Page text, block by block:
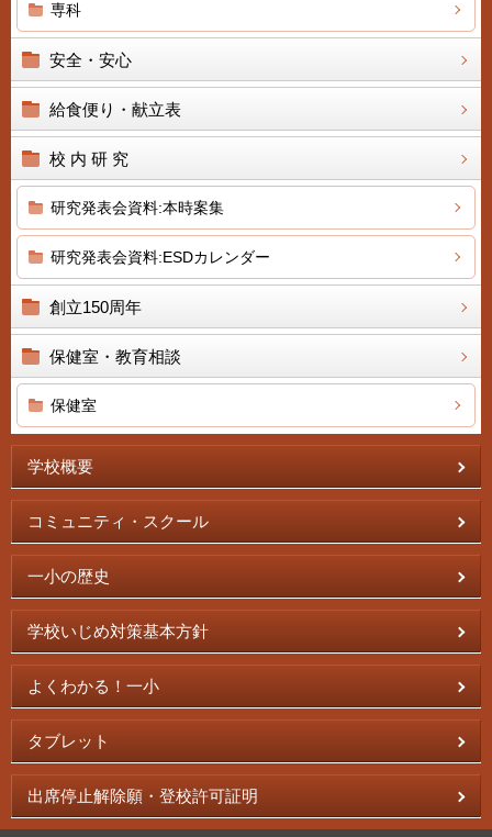
専科
安全・安心
給食便り・献立表
校 内 研 究
研究発表会資料:本時案集
研究発表会資料:ESDカレンダー
創立150周年
保健室・教育相談
保健室
学校概要
コミュニティ・スクール
一小の歴史
学校いじめ対策基本方針
よくわかる！一小
タブレット
出席停止解除願・登校許可証明